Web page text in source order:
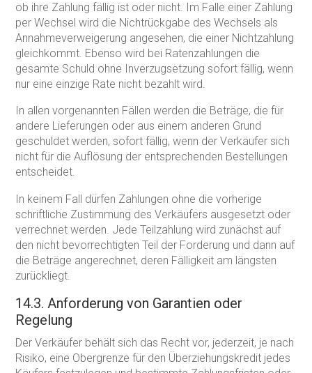
ob ihre Zahlung fällig ist oder nicht. Im Falle einer Zahlung
per Wechsel wird die Nichtrückgabe des Wechsels als
Annahmeverweigerung angesehen, die einer Nichtzahlung
gleichkommt. Ebenso wird bei Ratenzahlungen die
gesamte Schuld ohne Inverzugsetzung sofort fällig, wenn
nur eine einzige Rate nicht bezahlt wird.
In allen vorgenannten Fällen werden die Beträge, die für
andere Lieferungen oder aus einem anderen Grund
geschuldet werden, sofort fällig, wenn der Verkäufer sich
nicht für die Auflösung der entsprechenden Bestellungen
entscheidet.
In keinem Fall dürfen Zahlungen ohne die vorherige
schriftliche Zustimmung des Verkäufers ausgesetzt oder
verrechnet werden. Jede Teilzahlung wird zunächst auf
den nicht bevorrechtigten Teil der Forderung und dann auf
die Beträge angerechnet, deren Fälligkeit am längsten
zurückliegt.
14.3. Anforderung von Garantien oder
Regelung
Der Verkäufer behält sich das Recht vor, jederzeit, je nach
Risiko, eine Obergrenze für den Überziehungskredit jedes